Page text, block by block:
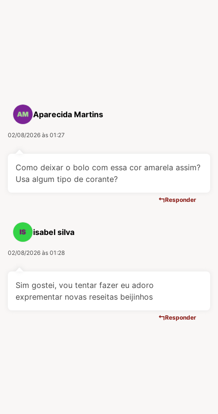
Aparecida Martins
02/08/2026 às 01:27
Como deixar o bolo com essa cor amarela assim?
Usa algum tipo de corante?
Responder
isabel silva
02/08/2026 às 01:28
Sim gostei, vou tentar fazer eu adoro
exprementar novas reseitas beijinhos
Responder